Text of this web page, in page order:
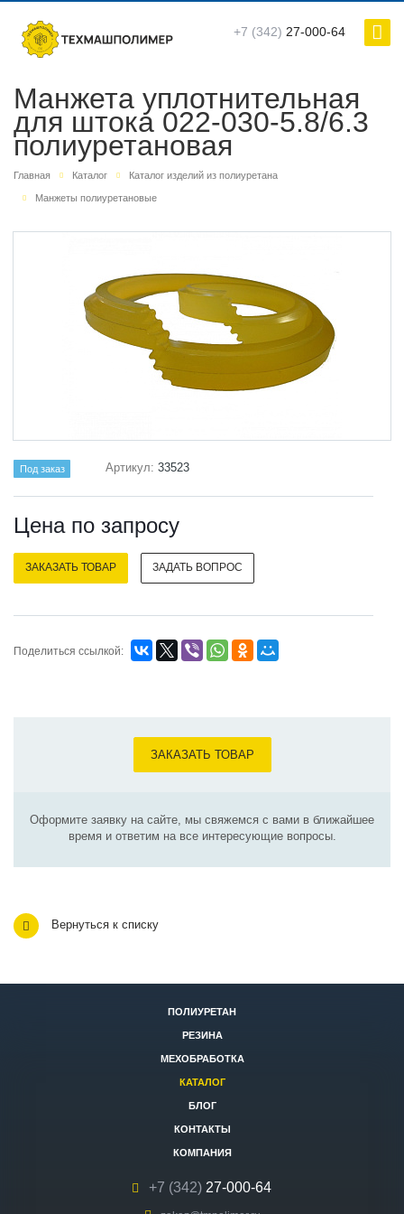
+7 (342) 27-000-64
Манжета уплотнительная
для штока 022-030-5.8/6.3
полиуретановая
Главная Каталог Каталог изделий из полиуретана
Манжеты полиуретановые
Под заказ Артикул:33523
Цена по запросу
ЗАКАЗАТЬ ТОВАР ЗАДАТЬ ВОПРОС
Поделиться ссылкой:
ЗАКАЗАТЬ ТОВАР
Оформите заявку на сайте, мы свяжемся с вами в ближайшее
время и ответим на все интересующие вопросы.
Вернуться к списку
ПОЛИУРЕТАН
РЕЗИНА
МЕХОБРАБОТКА
КАТАЛОГ
БЛОГ
КОНТАКТЫ
КОМПАНИЯ
+7 (342) 27-000-64